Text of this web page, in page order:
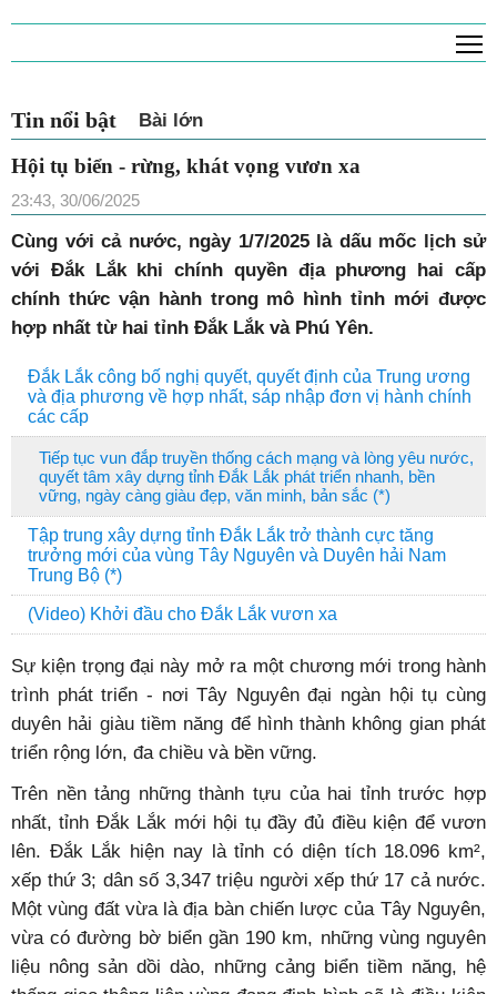
Tin nổi bật Bài lớn
Hội tụ biển - rừng, khát vọng vươn xa
23:43, 30/06/2025
Cùng với cả nước, ngày 1/7/2025 là dấu mốc lịch sử
với Đắk Lắk khi chính quyền địa phương hai cấp
chính thức vận hành trong mô hình tỉnh mới được
hợp nhất từ hai tỉnh Đắk Lắk và Phú Yên.
Đắk Lắk công bố nghị quyết, quyết định của Trung ương
và địa phương về hợp nhất, sáp nhập đơn vị hành chính
các cấp
Tiếp tục vun đắp truyền thống cách mạng và lòng yêu nước,
quyết tâm xây dựng tỉnh Đắk Lắk phát triển nhanh, bền
vững, ngày càng giàu đẹp, văn minh, bản sắc (*)
Tập trung xây dựng tỉnh Đắk Lắk trở thành cực tăng
trưởng mới của vùng Tây Nguyên và Duyên hải Nam
Trung Bộ (*)
(Video) Khởi đầu cho Đắk Lắk vươn xa
Sự kiện trọng đại này mở ra một chương mới trong hành
trình phát triển - nơi Tây Nguyên đại ngàn hội tụ cùng
duyên hải giàu tiềm năng để hình thành không gian phát
triển rộng lớn, đa chiều và bền vững.
Trên nền tảng những thành tựu của hai tỉnh trước hợp
nhất, tỉnh Đắk Lắk mới hội tụ đầy đủ điều kiện để vươn
lên. Đắk Lắk hiện nay là tỉnh có diện tích 18.096 km²,
xếp thứ 3; dân số 3,347 triệu người xếp thứ 17 cả nước.
Một vùng đất vừa là địa bàn chiến lược của Tây Nguyên,
vừa có đường bờ biển gần 190 km, những vùng nguyên
liệu nông sản dồi dào, những cảng biển tiềm năng, hệ